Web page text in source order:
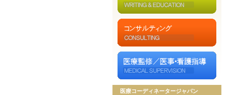
医療コーディネータージャパン